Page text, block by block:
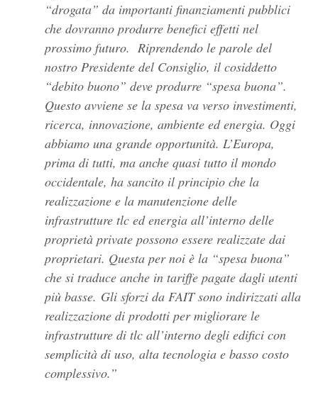
“drogata” da importanti finanziamenti pubblici
che dovranno produrre benefici effetti nel
prossimo futuro. Riprendendo le parole del
nostro Presidente del Consiglio, il cosiddetto
“debito buono” deve produrre “spesa buona”.
Questo avviene se la spesa va verso investimenti,
ricerca, innovazione, ambiente ed energia. Oggi
abbiamo una grande opportunità. L’Europa,
prima di tutti, ma anche quasi tutto il mondo
occidentale, ha sancito il principio che la
realizzazione e la manutenzione delle
infrastrutture tlc ed energia all’interno delle
proprietà private possono essere realizzate dai
proprietari. Questa per noi è la “spesa buona”
che si traduce anche in tariffe pagate dagli utenti
più basse. Gli sforzi da FAIT sono indirizzati alla
realizzazione di prodotti per migliorare le
infrastrutture di tlc all’interno degli edifici con
semplicità di uso, alta tecnologia e basso costo
complessivo.